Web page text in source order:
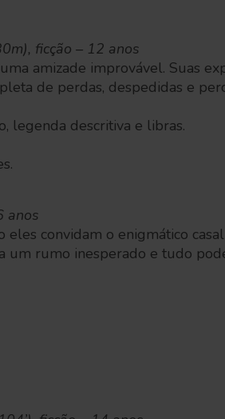
ficção – 12 anos
amizade improvável. Suas
de perdas, despedidas e
legenda descritiva e libras.
anos
eles convidam o enigmático
um rumo inesperado e tudo